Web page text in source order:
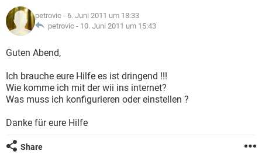
WHATSAPP
FACEBOOK HARDWARE
WINDOWS 10
WHATSAPP
FACEBOOK
SPIELE
ANDROID IOS
FACEBOOK HARDWARE
LEXIKON
SPIELE
ANDROID
WINDOWS 10 INSTAGRAM
WHATSAPP TIKTOK
petrovic - 6. Juni 2011 um 18:33
petrovic - 10. Juni 2011 um 15:43
Guten Abend,
Ich brauche eure Hilfe es ist dringend !!!
Wie komme ich mit der wii ins internet?
Was muss ich konfigurieren oder einstellen ?
Danke für eure Hilfe
Share